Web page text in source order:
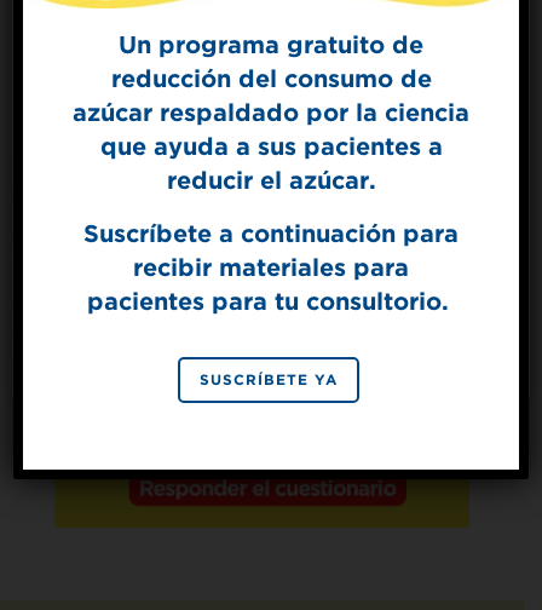
Un programa gratuito de
reducción del consumo de
azúcar respaldado por la ciencia
que ayuda a sus pacientes a
reducir el azúcar.
Suscríbete a continuación para
recibir materiales para
pacientes para tu consultorio.
SUSCRÍBETE YA
Sign Up for
The Sweet Dish
Get mouth-watering recipes from the
SIGN UP